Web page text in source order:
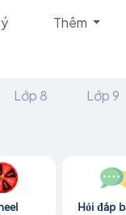
Thêm
Lớp 8 Lớp 9
Hỏi đáp